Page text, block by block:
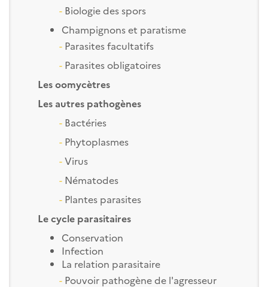
- Biologie des spors
Champignons et paratisme
-Parasites facultatifs
- Parasites obligatoires
Les oomycètres
Les autres pathogènes
-Bactéries
-Phytoplasmes
-Virus
-Nématodes
- Plantes parasites
Le cycle parasitaires
Conservation
Infection
La relation parasitaire
-Pouvoir pathogène de l'agresseur